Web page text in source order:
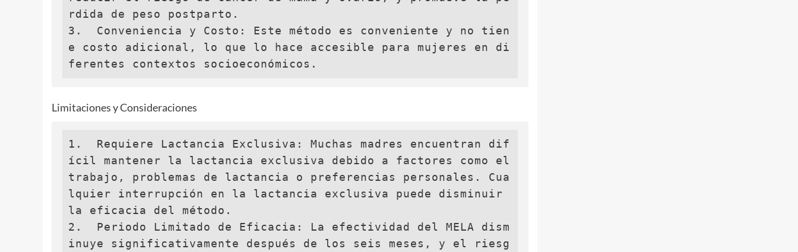
rdida de peso postparto.
3.  Conveniencia y Costo: Este método es conveniente y no tien
e costo adicional, lo que lo hace accesible para mujeres en di
ferentes contextos socioeconómicos.
Limitaciones y Consideraciones
1.  Requiere Lactancia Exclusiva: Muchas madres encuentran dif
ícil mantener la lactancia exclusiva debido a factores como el
trabajo, problemas de lactancia o preferencias personales. Cua
lquier interrupción en la lactancia exclusiva puede disminuir
la eficacia del método.
2.  Periodo Limitado de Eficacia: La efectividad del MELA dism
inuye significativamente después de los seis meses, y el riesg